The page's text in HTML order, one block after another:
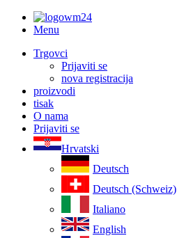
Menu
Trgovci
Prijaviti se
nova registracija
proizvodi
tisak
O nama
Prijaviti se
Hrvatski
Deutsch
Deutsch (Schweiz)
Italiano
English